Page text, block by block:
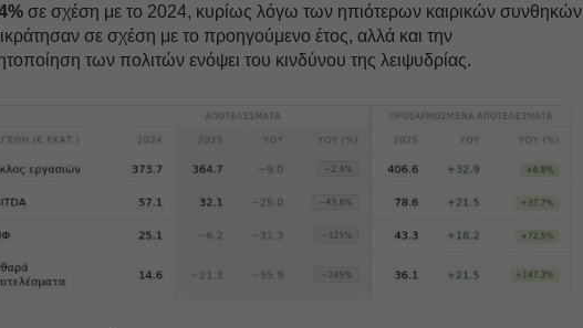
σε σχέση με το 2024, κυρίως λόγω των ηπιότερων καιρικών συνθηκών
σε σχέση με το προηγούμενο έτος, αλλά και την
των πολιτών ενόψει του κινδύνου της λειψυδρίας.